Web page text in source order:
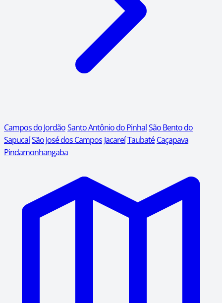
Campos do JordãoSanto Antônio do PinhalSão Bento do
SapucaíSão José dos Campos JacareíTaubaté Caçapava
Pindamonhangaba